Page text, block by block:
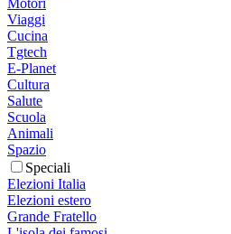
Viaggi
Cucina
Tgtech
E-Planet
Cultura
Salute
Scuola
Animali
Spazio
Speciali
Elezioni Italia
Elezioni estero
Grande Fratello